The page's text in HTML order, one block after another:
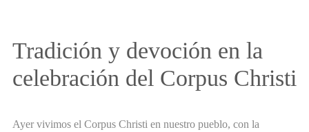
SEDE ELECTRÓNICA
Tradición y devoción en la
celebración del Corpus Christi
Ayer vivimos el Corpus Christi en nuestro pueblo, con la